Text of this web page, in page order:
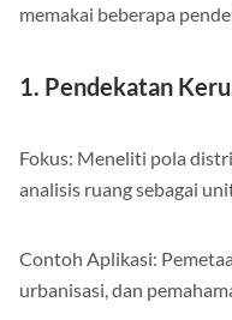
memakai beberapa
1. Pendekatan
Fokus: Meneliti pola
analisis ruang sebagai
Contoh Aplikasi:
urbanisasi, dan